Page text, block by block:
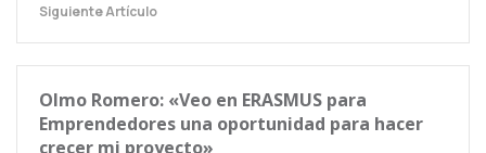
Siguiente Artículo
Olmo Romero: «Veo en ERASMUS para
Emprendedores una oportunidad para hacer
crecer mi proyecto»